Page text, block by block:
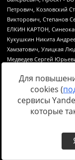
https://
inostrannyih-
Для
cookies (
сервисы
которые